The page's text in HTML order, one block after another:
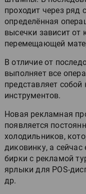
проходит через ряд
определённая
высечки зависит от
перемещающей
В отличие от
выполняет все
представляет
инструментов.
Новая рекламная
появляется
холодильников,
диковинку, а
бирки с рекламой
ярлыки для POS-
др.